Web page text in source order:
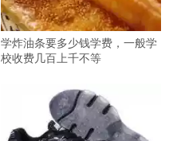
学炸油条要多少钱学费，一般学
校收费几百上千不等